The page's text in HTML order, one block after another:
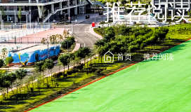
推荐阅读
首页 推荐阅读